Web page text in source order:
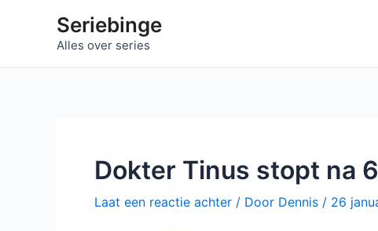
Seriebinge
Alles over series
Dokter Tinus stopt na
Laat een reactie achter / Door Dennis / 26